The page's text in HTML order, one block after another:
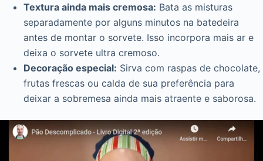
Textura ainda mais cremosa: Bata as misturas
separadamente por alguns minutos na batedeira
antes de montar o sorvete. Isso incorpora mais ar e
deixa o sorvete ultra cremoso.
Decoração especial: Sirva com raspas de chocolate,
frutas frescas ou calda de sua preferência para
deixar a sobremesa ainda mais atraente e saborosa.